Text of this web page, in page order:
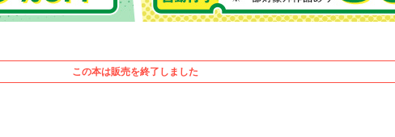
この本は販売を終了しました